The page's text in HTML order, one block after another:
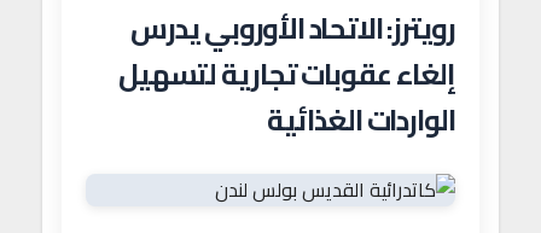
رويترز: الاتحاد الأوروبي يدرس
إلغاء عقوبات تجارية لتسهيل
الواردات الغذائية